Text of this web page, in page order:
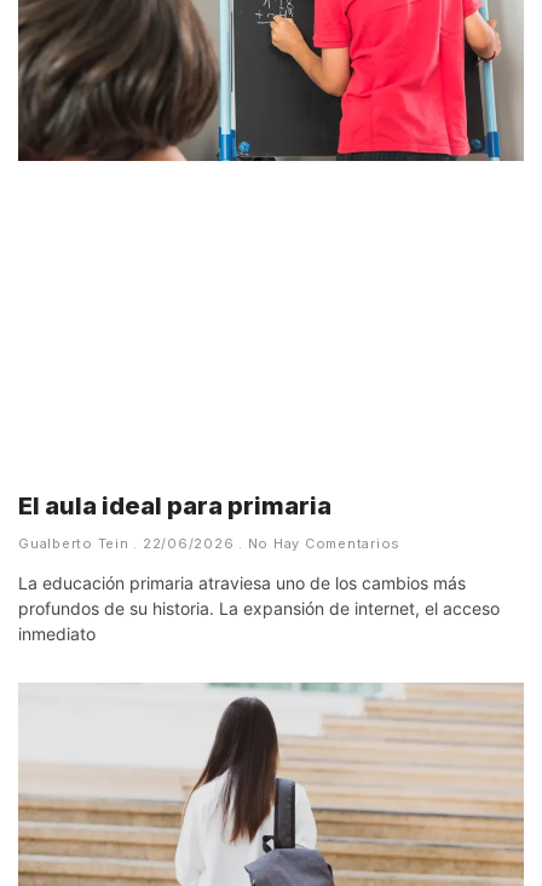
El aula ideal para primaria
Gualberto Tein 22/06/2026 No Hay Comentarios
La educación primaria atraviesa uno de los cambios más
profundos de su historia. La expansión de internet, el acceso
inmediato